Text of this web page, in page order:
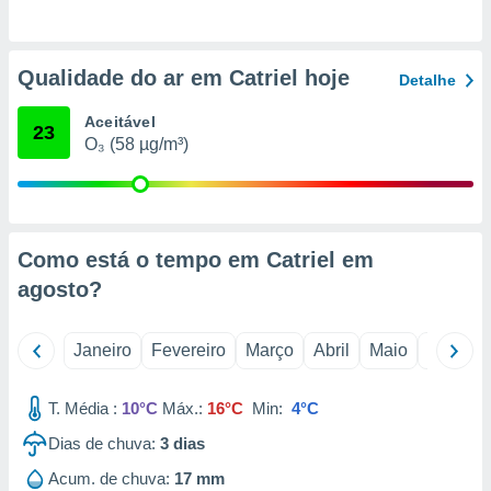
ou opor-
em “
na
ou aceder
num
Qualidade do ar em Catriel hoje Detalhe
23 Aceitável
O₃ (58 µg/m³)
Como está o tempo em Catriel em
agosto?
Janeiro Fevereiro Março Abril Maio Junho
T. Média : 10°C Máx.: 16°C Min: 4°C
Dias de chuva: 3 dias
Acum. de chuva: 17 mm